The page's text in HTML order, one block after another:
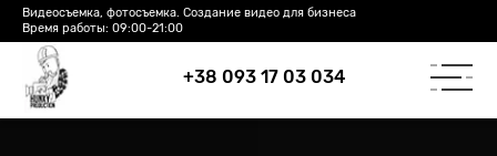
Видеосъемка, фотосъемка. Создание видео для бизнеса
Время работы: 09:00-21:00
+38 093 17 03 034
Главная/Видеопродакшн Днепр